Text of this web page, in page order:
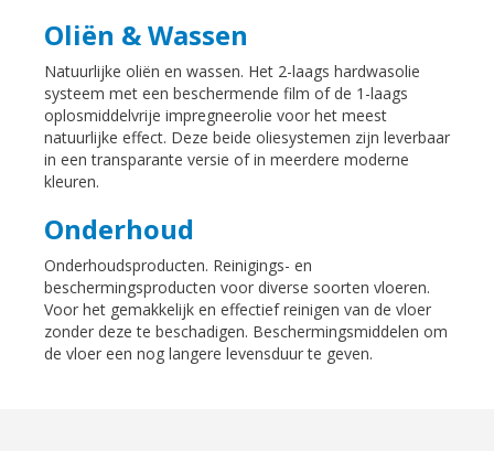
Oliën & Wassen
Natuurlijke oliën en wassen. Het 2-laags hardwasolie
systeem met een beschermende film of de 1-laags
oplosmiddelvrije impregneerolie voor het meest
natuurlijke effect. Deze beide oliesystemen zijn leverbaar
in een transparante versie of in meerdere moderne
kleuren.
Onderhoud
Onderhoudsproducten. Reinigings- en
beschermingsproducten voor diverse soorten vloeren.
Voor het gemakkelijk en effectief reinigen van de vloer
zonder deze te beschadigen. Beschermingsmiddelen om
de vloer een nog langere levensduur te geven.